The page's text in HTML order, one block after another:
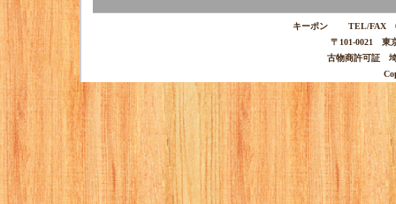
キーポン TEL/FAX
〒101-0021 東
古物商許可証